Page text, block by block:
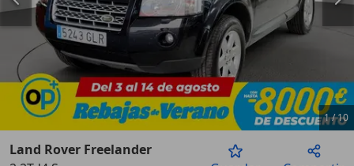
1/10
Land Rover Freelander